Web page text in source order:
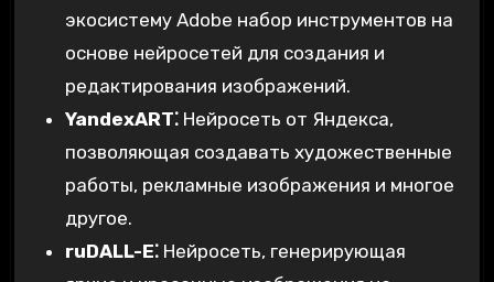
экосистему Adobe набор инструментов на
основе нейросетей для создания и
редактирования изображений.
YandexART⁚Нейросеть от Яндекса,
позволяющая создавать художественные
работы, рекламные изображения и многое
другое.
ruDALL-E⁚Нейросеть, генерирующая